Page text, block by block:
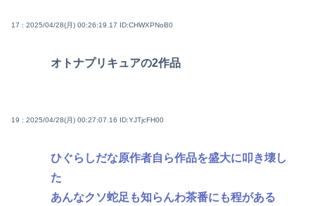
17 : 2025/04/28(月) 00:26:19.17 ID:CHWXPNoB0
オトナプリキュアの2作品
19 : 2025/04/28(月) 00:27:07.16 ID:YJTjcFH00
ひぐらしだな原作者自ら作品を盛大に叩き壊し
た
あんなクソ蛇足も知らんわ茶番にも程がある